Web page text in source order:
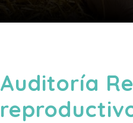
Auditoría